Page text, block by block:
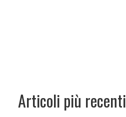
Articoli più recenti